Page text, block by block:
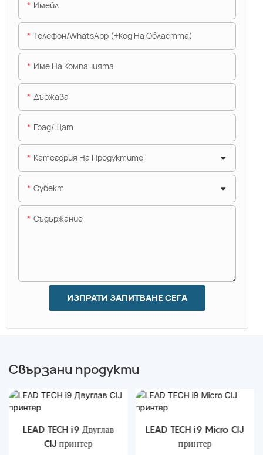
Имейл
Телефон/WhatsApp (+Код На Областта)
Име На Компанията
Държава
Град/щат
Категория На Продуктите
Субект
Съдържание
ИЗПРАТИ ЗАПИТВАНЕ СЕГА
Свързани продукти
LEAD TECH i9 Двуглав
CIJ принтер
LEAD TECH i9 Micro CIJ
принтер